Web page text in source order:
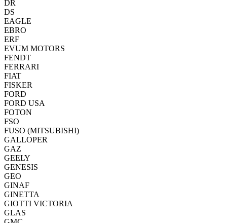
DR
DS
EAGLE
EBRO
ERF
EVUM MOTORS
FENDT
FERRARI
FIAT
FISKER
FORD
FORD USA
FOTON
FSO
FUSO (MITSUBISHI)
GALLOPER
GAZ
GEELY
GENESIS
GEO
GINAF
GINETTA
GIOTTI VICTORIA
GLAS